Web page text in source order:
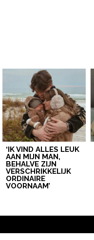
‘IK VIND ALLES LEUK
AAN MIJN MAN,
BEHALVE ZIJN
VERSCHRIKKELIJK
ORDINAIRE
VOORNAAM’